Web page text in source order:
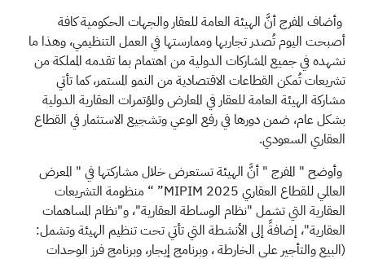
وأضاف المفرج أنَّ الهيئة العامة للعقار والجهات الحكومية كافة
أصبحت اليوم تُصدر تجاربها وممارستها في العمل التنظيمي، وهذا ما
نشهده في جميع المشاركات الدولية من اهتمام بما تقدمه المملكة من
تشريعات تُمكن القطاعات الاقتصادية من النمو المستمر، كما تأتي
مشاركة الهيئة العامة للعقار في المعارض والمؤتمرات العقارية الدولية
بشكل عام، ضمن دورها في رفع الوعي وتشجيع الاستثمار في القطاع
العقاري السعودي.
وأوضح " المفرج " أنَّ الهيئة تستعرض خلال مشاركتها في " المعرض
العالمي للقطاع العقاري
MIPIM 2025” “ منظومة التشريعات
العقارية التي تشمل "نظام الوساطة العقارية"، و"نظام المساهمات
العقارية"، إضافةً إلى الأنشطة التي تأتي تحت تنظيم الهيئة وتشمل:
(البيع والتأجير على الخارطة ، وبرنامج إيجار، وبرنامج فرز الوحدات